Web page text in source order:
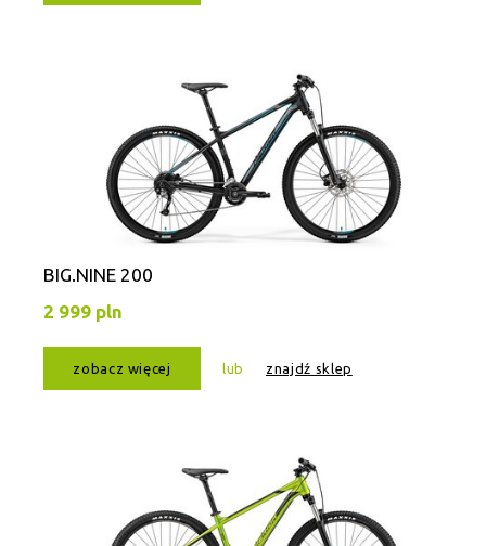
BIG.NINE 200
2 999 pln
zobacz więcej lub znajdź sklep